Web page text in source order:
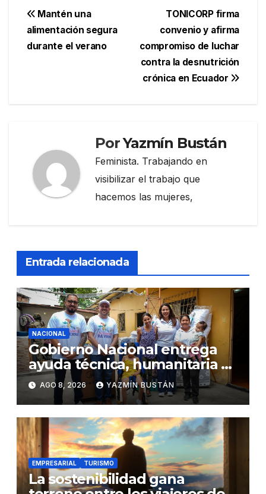
Navegación
de
TONICORP firma
convenio y afirma
compromiso de luchar
contra la desnutrición
crónica en Ecuador
Mantén una
alimentación segura
durante el verano
PorYazmín Bustán
Feminista. Trabajando en
visibilizar el trabajo que
hacemos las mujeres,
Entrada relacionada
NACIONAL
Gobierno Nacional entrega
ayuda técnica, humanitaria y
Bono Joaquín Gallegos Lara a
familia en situación de
vulnerabilidad
AGO 8, 2026 YAZMÍN BUSTÁN
EMPRESARIAL TURISMO
La sostenibilidad gana